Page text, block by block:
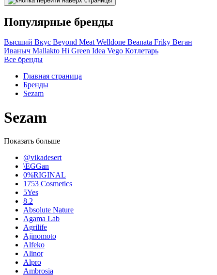
Популярные бренды
Высший Вкус Beyond MeatWelldone Beanata Friky Веган
Иваныч Mallakto Hi Green Idea Vego Котлетарь
Все бренды
Главная страница
Бренды
Sezam
Sezam
Показать больше
@vikadesert
\EGGan
0%RIGINAL
1753 Cosmetics
5Yes
8.2
Absolute Nature
Agama Lab
Agrilife
Ajinomoto
Alfeko
Alinor
Alpro
Ambrosia